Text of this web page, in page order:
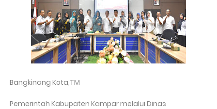
Bangkinang Kota,TM
Pemerintah Kabupaten Kampar melalui Dinas